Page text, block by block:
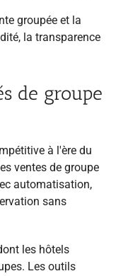
groupée et la
la transparence
de groupe
à l'ère du
ventes de groupe
automatisation,
sans
les hôtels
Les outils